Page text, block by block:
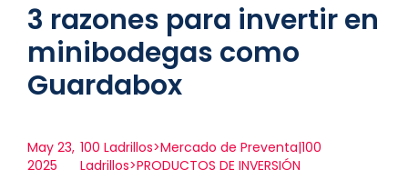
3 razones para invertir en
minibodegas como
Guardabox
May 23,
2025
100 Ladrillos>Mercado de Preventa|100
Ladrillos>PRODUCTOS DE INVERSIÓN